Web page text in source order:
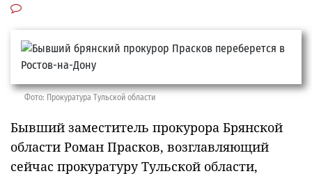
Фото: Прокуратура Тульской области
Бывший заместитель прокурора Брянской
области Роман Прасков, возглавляющий
сейчас прокуратуру Тульской области,